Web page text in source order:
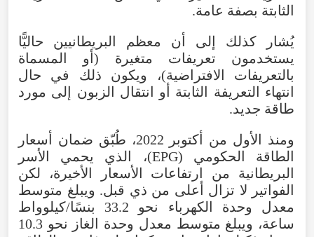
الثابتة بصفة عامة.
يُشار كذلك إلى أن معظم البريطانيين حاليًّا
يستخدمون تعريفات متغيرة (أو المسماة
بالتعريفات الافتراضية)، ويكون ذلك في حال
انتهاء التعريفة الثابتة أو انتقال الزبون إلى مورد
طاقة جديد.
ومنذ الأول من أكتوبر 2022، طُبّق ضمان أسعار
الطاقة الحكومي (EPG)، الذي يحمي الأسر
البريطانية من ارتفاعات الأسعار الأخيرة، لكن
الفواتير لا تزال أعلى من ذي قبل. ويبلغ متوسط
معدل وحدة الكهرباء نحو 33.2 بنسًا/كيلوواط
ساعة، ويبلغ متوسط معدل وحدة الغاز نحو 10.3